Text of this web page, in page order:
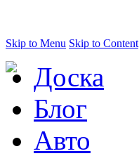
Skip to Menu Skip to Content
Доска
Блог
Авто